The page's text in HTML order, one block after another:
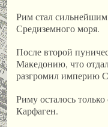
Рим стал сильнейшим
Средиземного моря.
После второй
Македонию, что
разгромил империю
Риму осталось
Карфаген.